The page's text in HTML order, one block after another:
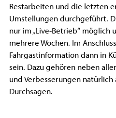
Restarbeiten und die letzten
Umstellungen durchgeführt.
nur im „Live-Betrieb“ möglich
mehrere Wochen. Im
Fahrgastinformation dann in
sein. Dazu gehören neben
und Verbesserungen natürlich
Durchsagen.